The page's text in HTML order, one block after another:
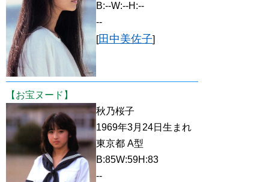
B:--W:--H:--
--
[田中美佐子]
【お宝ヌード】
秋乃桜子
1969年3月24日生まれ
東京都 A型
B:85W:59H:83
--